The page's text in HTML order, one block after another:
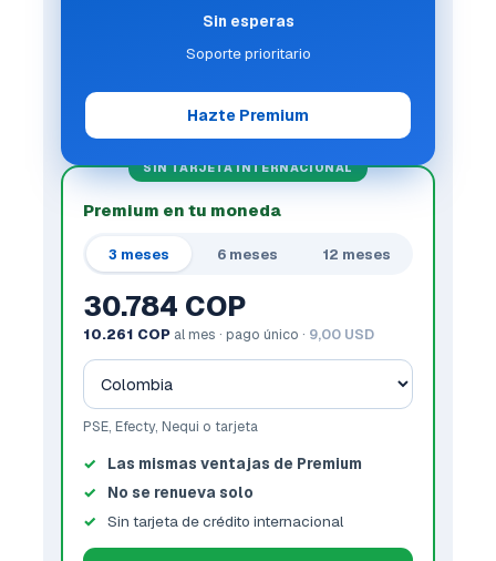
Sin esperas
Soporte prioritario
Hazte Premium
SIN TARJETA INTERNACIONAL
Premium en tu moneda
3 meses 6 meses 12 meses
30.784 COP
10.261 COP al mes · pago único · 9,00 USD
PSE, Efecty, Nequi o tarjeta
Las mismas ventajas de Premium
No se renueva solo
Sin tarjeta de crédito internacional